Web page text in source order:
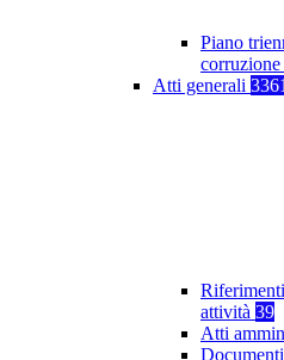
Piano
Atti generali 3361
attività 39
Atti